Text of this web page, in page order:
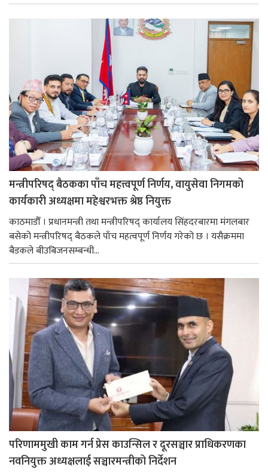
मन्त्रीपरिषद् बैठकका पाँच महत्त्वपूर्ण निर्णय, वायुसेवा निगमको
कार्यकारी अध्यक्षमा महेश्वरभक्त श्रेष्ठ नियुक्त
काठमाडौँ । प्रधानमन्त्री तथा मन्त्रीपरिषद् कार्यालय सिंहदरबारमा मंगलबार
बसेको मन्त्रीपरिषद् बैठकले पाँच महत्वपूर्ण निर्णय गरेको छ । यसैक्रममा
बैडकले बीउबिजनसम्बन्धी...
परिणाममुखी काम गर्न प्रेस काउन्सिल र दूरसञ्चार प्राधिकरणका
नवनियुक्त अध्यक्षलाई सञ्चारमन्त्रीको निर्देशन